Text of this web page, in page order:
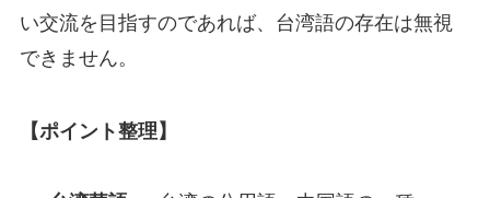
い交流を目指すのであれば、台湾語の存在は無視
できません。
【ポイント整理】